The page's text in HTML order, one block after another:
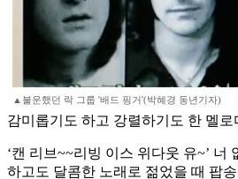
▲불운했던 락 그룹 '배드 핑거'(박혜경 동년기자)
감미롭기도 하고 강렬하기도 한 멜
‘캔 리브~~리빙 이스 위다웃 유~’ 너
하고도 달콤한 노래로 젊었을 때 팝